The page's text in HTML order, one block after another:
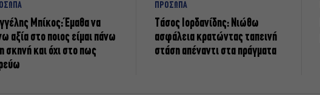
Μπίκος: Έμαθα να
αξία στο ποιος είμαι πάνω
σκηνή και όχι στο πως
ΠΡΟΣΩΠΑ
Tάσος Ιορδανίδης: Νιώθω
ασφάλεια κρατώντας ταπεινή
στάση απέναντι στα πράγματα